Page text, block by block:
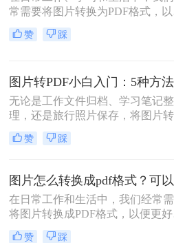
常需要将图片转换为PDF格式，以
于分享、打印或存档。PDF文件因
跨平台兼容性、保持格式不变以及
片转换为PDF，无需花费任何费
可轻松完成转换。那么图片怎么免
转PDF呢？本文将为您详细介绍几
赞 踩
无论是工作文件归档、学习笔记整
理，还是旅行照片保存，将图片
为PDF都能让内容更规范、更易分
享。那么如何图片转pdf呢？本文
5种常用方法，3分钟即可学会！
赞 踩
在日常工作和生活中，我们经常
将图片转换成PDF格式，以便更好
分享、保存或打印。那么图片怎么
赞 踩